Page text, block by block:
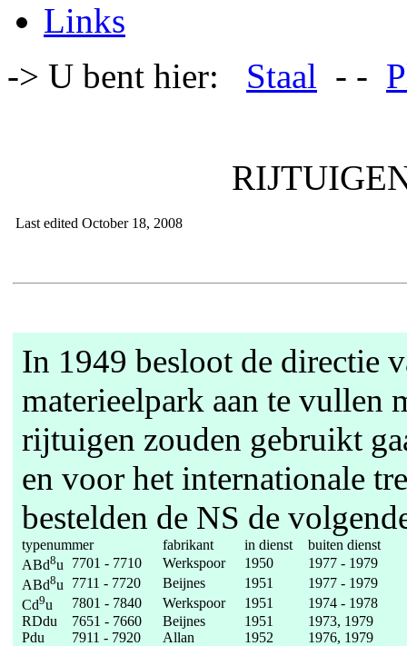
Links
-> U bent hier: Staal - -
Last edited October 18, 2008
In 1949 besloot de directie
materieelpark aan te vullen
rijtuigen zouden gebruikt
en voor het internationale
bestelden de NS de
typenummer fabrikant in dienst
buiten dienst
ABd8u 7701 - 7710 Werkspoor 1950
1977 - 1979
ABd8u 7711 - 7720 Beijnes 1951
1977 - 1979
Cd9u 7801 - 7840 Werkspoor 1951
1974 - 1978
RDdu
7651 - 7660 Beijnes 1951
1973, 1979
Pdu
7911 - 7920 Allan 1952 1976, 1979